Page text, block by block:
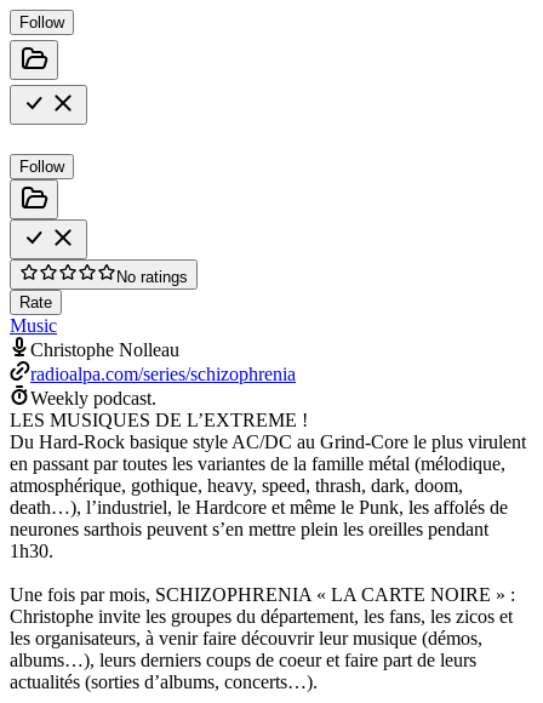
Follow
Follow
No ratings
Rate
Music
Christophe Nolleau
radioalpa.com/series/schizophrenia
Weekly podcast.
LES MUSIQUES DE L’EXTREME !
Du Hard-Rock basique style AC/DC au Grind-Core le plus virulent
en passant par toutes les variantes de la famille métal (mélodique,
atmosphérique, gothique, heavy, speed, thrash, dark, doom,
death…), l’industriel, le Hardcore et même le Punk, les affolés de
neurones sarthois peuvent s’en mettre plein les oreilles pendant
1h30.
Une fois par mois, SCHIZOPHRENIA « LA CARTE NOIRE » :
Christophe invite les groupes du département, les fans, les zicos et
les organisateurs, à venir faire découvrir leur musique (démos,
albums…), leurs derniers coups de coeur et faire part de leurs
actualités (sorties d’albums, concerts…).